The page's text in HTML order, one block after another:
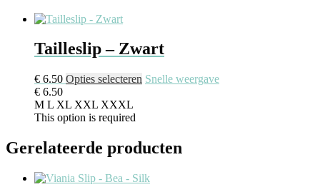
Tailleslip – Zwart
€ 6.50 Opties selecteren Snelle weergave
€ 6.50
M L XL XXL XXXL
This option is required
Gerelateerde producten